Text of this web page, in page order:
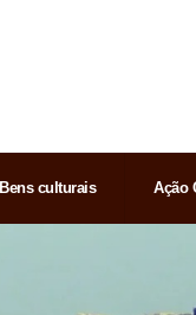
Bens culturais Ação